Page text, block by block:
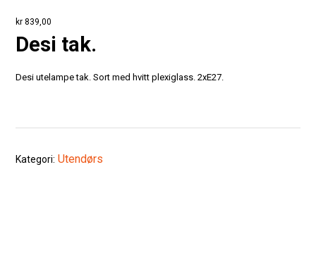
kr 839,00
Desi tak.
Desi utelampe tak. Sort med hvitt plexiglass. 2xE27.
Kategori: Utendørs